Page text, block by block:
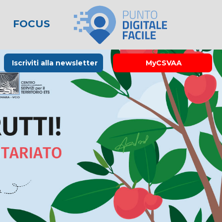
FOCUS
Rubrica La Stampa
Links utili
Iscriviti alla newsletter MyCSVAA